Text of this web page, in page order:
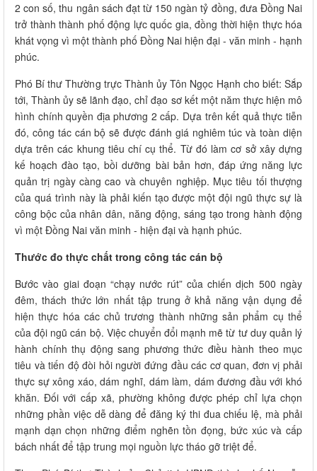
2 con số, thu ngân sách đạt từ 150 ngàn tỷ đồng, đưa Đồng Nai
trở thành thành phố động lực quốc gia, đồng thời hiện thực hóa
khát vọng vì một thành phố Đồng Nai hiện đại - văn minh - hạnh
phúc.
Phó Bí thư Thường trực Thành ủy Tôn Ngọc Hạnh cho biết: Sắp
tới, Thành ủy sẽ lãnh đạo, chỉ đạo sơ kết một năm thực hiện mô
hình chính quyền địa phương 2 cấp. Dựa trên kết quả thực tiễn
đó, công tác cán bộ sẽ được đánh giá nghiêm túc và toàn diện
dựa trên các khung tiêu chí cụ thể. Từ đó làm cơ sở xây dựng
kế hoạch đào tạo, bồi dưỡng bài bản hơn, đáp ứng năng lực
quản trị ngày càng cao và chuyên nghiệp. Mục tiêu tối thượng
của quá trình này là phải kiến tạo được một đội ngũ thực sự là
công bộc của nhân dân, năng động, sáng tạo trong hành động
vì một Đồng Nai văn minh - hiện đại và hạnh phúc.
Thước đo thực chất trong công tác cán bộ
Bước vào giai đoạn “chạy nước rút” của chiến dịch 500 ngày
đêm, thách thức lớn nhất tập trung ở khả năng vận dụng để
hiện thực hóa các chủ trương thành những sản phẩm cụ thể
của đội ngũ cán bộ. Việc chuyển đổi mạnh mẽ từ tư duy quản lý
hành chính thụ động sang phương thức điều hành theo mục
tiêu và tiến độ đòi hỏi người đứng đầu các cơ quan, đơn vị phải
thực sự xông xáo, dám nghĩ, dám làm, dám đương đầu với khó
khăn. Đối với cấp xã, phường không được phép chỉ lựa chọn
những phần việc dễ dàng để đăng ký thi đua chiếu lệ, mà phải
mạnh dạn chọn những điểm nghẽn tồn đọng, bức xúc và cấp
bách nhất để tập trung mọi nguồn lực tháo gỡ triệt để.